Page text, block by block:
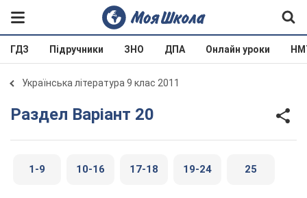
ГДЗ Підручники ЗНО ДПА Онлайн уроки
Українська література 9 клас 2011
Раздел Варіант 20
1-9 10-16 17-18 19-24 25